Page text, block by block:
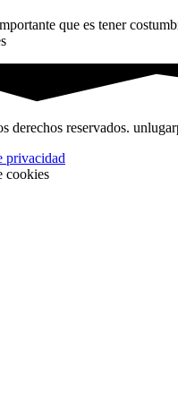
que es tener
derechos reservados.
privacidad
cookies